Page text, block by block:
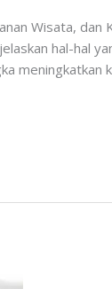
Wisata, dan
hal-hal